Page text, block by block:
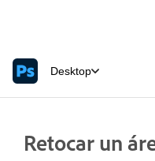
Desktop
Retocar un